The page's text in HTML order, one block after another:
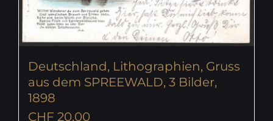
Deutschland, Lithographien, Gruss
aus dem SPREEWALD, 3 Bilder,
1898
CHF 20.00